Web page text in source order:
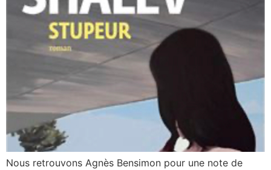
Nous retrouvons Agnès Bensimon pour une note de